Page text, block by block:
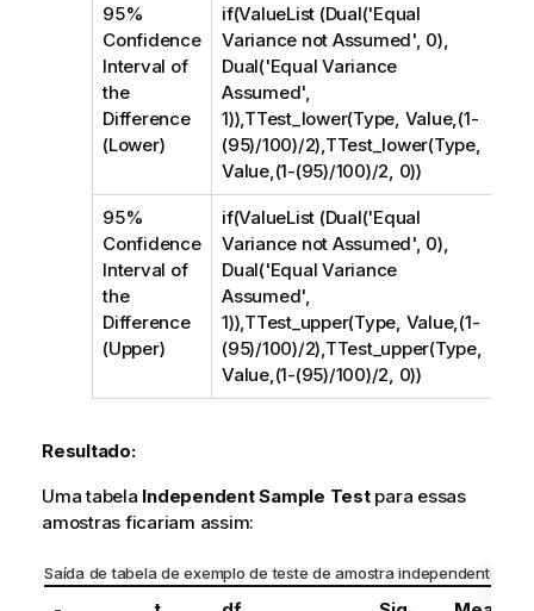
95%
Confidence
Interval of
the
Difference
(Lower)
if(ValueList (Dual('Equal
Variance not Assumed', 0),
Dual('Equal Variance
Assumed',
1)),TTest_lower(Type, Value,(1-
(95)/100)/2),TTest_lower(Type,
Value,(1-(95)/100)/2, 0))
95%
Confidence
Interval of
the
Difference
(Upper)
if(ValueList (Dual('Equal
Variance not Assumed', 0),
Dual('Equal Variance
Assumed',
1)),TTest_upper(Type, Value,(1-
(95)/100)/2),TTest_upper(Type,
Value,(1-(95)/100)/2, 0))
Resultado:
Uma tabela Independent Sample Testpara essas
amostras ficariam assim:
Saída de tabela de exemplo de teste de amostra independente